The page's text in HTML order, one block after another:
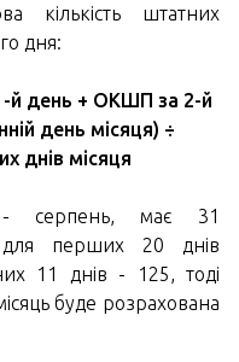
кількість штатних
дня:
й день + ОКШП за 2-й
день місяця) ÷
днів місяця
- серпень, має 31
перших 20 днів
11 днів - 125, тоді
буде розрахована